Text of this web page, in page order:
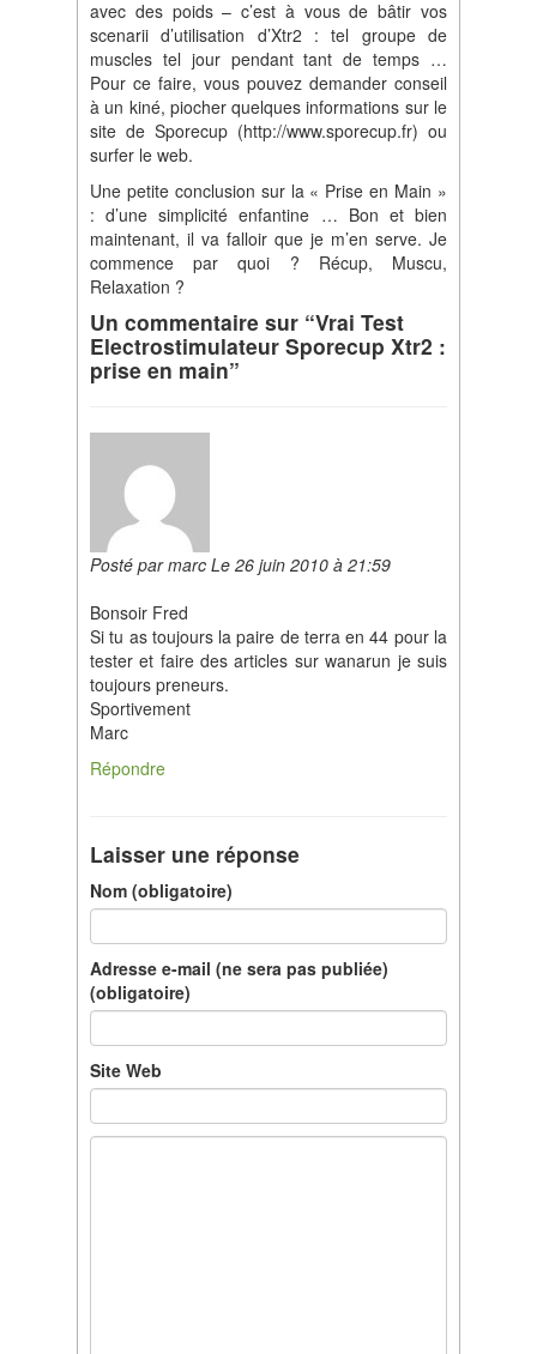
avec des poids – c’est à vous de bâtir vos
scenarii d’utilisation d’Xtr2 : tel groupe de
muscles tel jour pendant tant de temps …
Pour ce faire, vous pouvez demander conseil
à un kiné, piocher quelques informations sur le
site de Sporecup (http://www.sporecup.fr) ou
surfer le web.
Une petite conclusion sur la « Prise en Main »
: d’une simplicité enfantine … Bon et bien
maintenant, il va falloir que je m’en serve. Je
commence par quoi ? Récup, Muscu,
Relaxation ?
Un commentaire sur “Vrai Test
Electrostimulateur Sporecup Xtr2 :
prise en main”
Posté par marc Le 26 juin 2010 à 21:59
Bonsoir Fred
Si tu as toujours la paire de terra en 44 pour la
tester et faire des articles sur wanarun je suis
toujours preneurs.
Sportivement
Marc
Répondre
Laisser une réponse
Nom (obligatoire)
Adresse e-mail (ne sera pas publiée)
(obligatoire)
Site Web